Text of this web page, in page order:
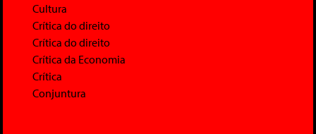
Cultura
Crítica do direito
Crítica do direito
Crítica da Economia
Crítica
Conjuntura